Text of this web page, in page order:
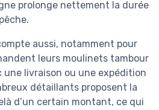
prolonge nettement la durée
aussi, notamment pour
leurs moulinets tambour
livraison ou une expédition
détaillants proposent la
d’un certain montant, ce qui